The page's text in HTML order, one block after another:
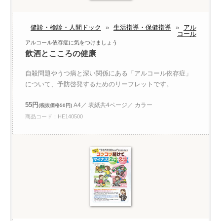
健診・検診・人間ドック » 生活指導・保健指導 »
アル
コール
アルコール依存症に気をつけましょう
飲酒とこころの健康
自殺問題やうつ病と深い関係にある「アルコール依存症」
について、予防啓発するためのリーフレットです。
55円(税抜価格50円) A4／ 表紙共4ページ／ カラー
商品コード：HE140500